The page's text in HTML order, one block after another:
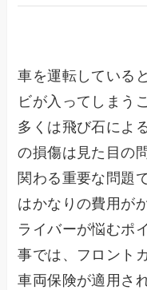
車を運転している
ビが入ってしまう
多くは飛び石によ
の損傷は見た目の
関わる重要な問題
はかなりの費用が
ライバーが悩むポ
事では、フロント
車両保険が適用さ